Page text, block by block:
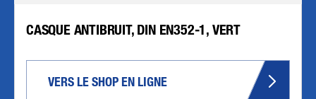
CASQUE ANTIBRUIT, DIN EN352-1, VERT
VERS LE SHOP EN LIGNE